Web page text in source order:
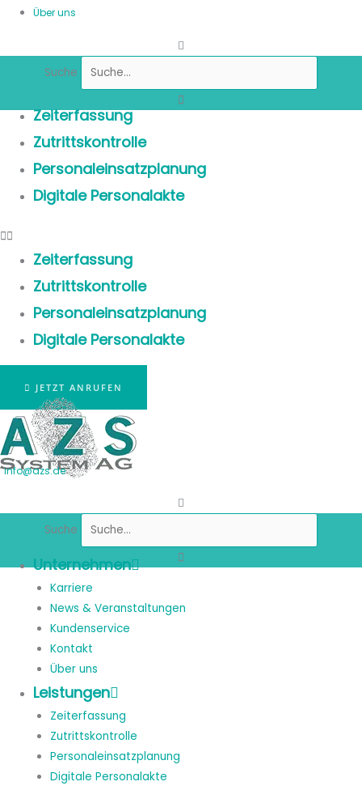
Über uns
Suche
Zeiterfassung
Zutrittskontrolle
Personaleinsatzplanung
Digitale Personalakte
Zeiterfassung
Zutrittskontrolle
Personaleinsatzplanung
Digitale Personalakte
JETZT ANRUFEN
info@azs.de
Suche
Unternehmen
Karriere
News & Veranstaltungen
Kundenservice
Kontakt
Über uns
Leistungen
Zeiterfassung
Zutrittskontrolle
Personaleinsatzplanung
Digitale Personalakte